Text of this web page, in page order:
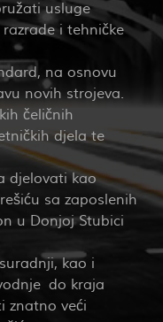
usluge
i tehničke
na osnovu
novih strojeva.
čeličnih
djela te
djelovati kao
sa zaposlenih
u Donjoj Stubici
kao i
do kraja
znatno veći